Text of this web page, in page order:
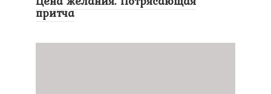
притча